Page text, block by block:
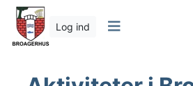
Log ind